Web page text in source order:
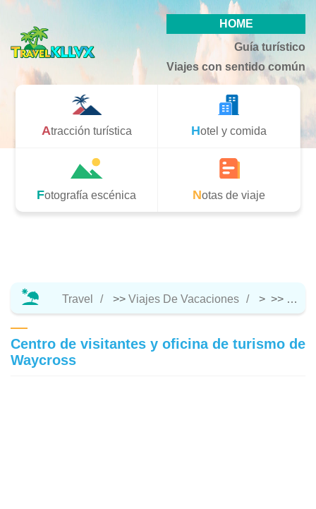
HOME
Guía turístico
Viajes con sentido común
Atracción turística Hotel y comida
Fotografía escénica Notas de viaje
Travel >> Viajes De Vacaciones > >>
Centro de visitantes y oficina de turismo de
Waycross